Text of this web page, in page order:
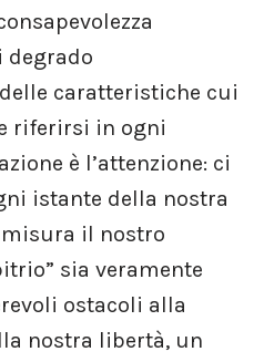
degrado
caratteristiche cui
riferirsi in ogni
è l’attenzione: ci
istante della nostra
il nostro
sia veramente
ostacoli alla
nostra libertà, un